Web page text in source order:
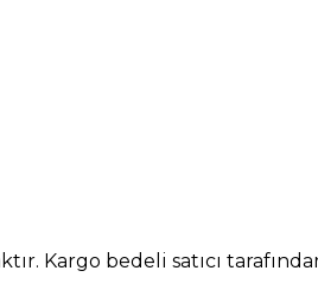
Kargo bedeli satıcı